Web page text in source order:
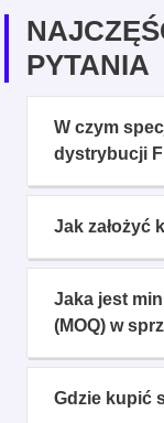
PYTANIA
W czym
dystrybucji
Jak założyć
Jaka jest
(MOQ) w
Gdzie kupić